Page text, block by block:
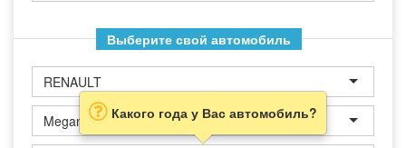
Выберите свой автомобиль
RENAULT
Megane ScenicКакого года у Вас автомобиль?